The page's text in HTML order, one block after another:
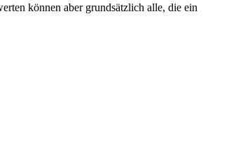
können aber grundsätzlich alle, die ein